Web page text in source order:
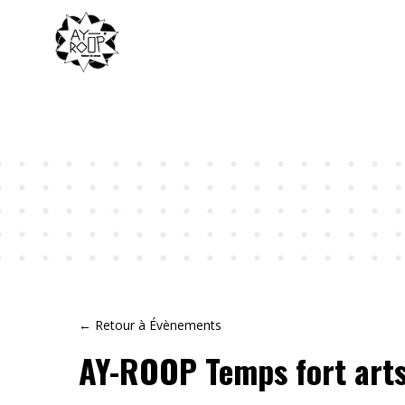
← Retour à Évènements
AY-ROOP Temps fort